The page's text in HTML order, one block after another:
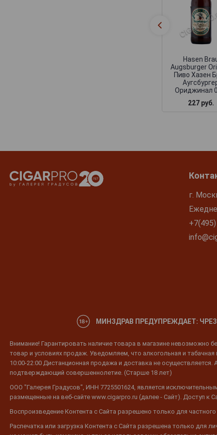
Hasen
Augsburger
Пиво Хазен
Ориджинал
227 руб.
г.
МИНЗДРАВ ПРЕДУПРЕЖДАЕТ:
Внимание! Гарантировать наличие товара в магазине невозможно
товар и условиях продаж. Уведомляем, что алкогольная и
10:00-22:00 Дистанционная продажа и доставка не
подтверждающий совершеннолетие. (Старше 18 лет)
ООО "Галерея Градусов", ИНН 7725501624, является
размещенные на веб-сайте www.cigarpro.ru (далее - Сайт). Доступ к
Воспроизведение Контента с Сайта разрешено только для
Распечатка или загрузка Контента с Сайта разрешена только для